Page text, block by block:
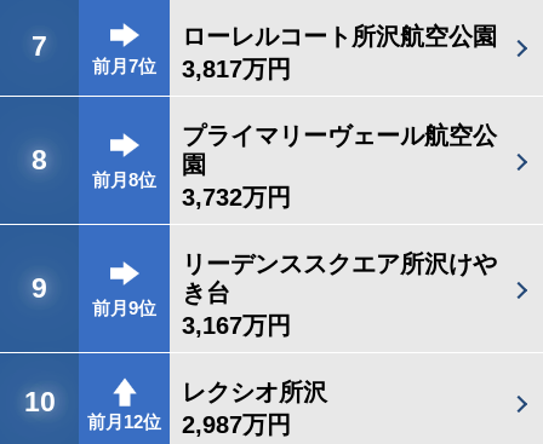
7
前月7位
ローレルコート所沢航空公園
3,817万円
8
前月8位
プライマリーヴェール航空公
園
3,732万円
9
前月9位
リーデンススクエア所沢けや
き台
3,167万円
10
前月12位
レクシオ所沢
2,987万円